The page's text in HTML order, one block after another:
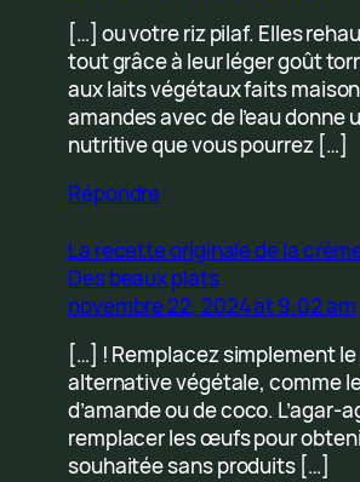
[…] ou votre riz pilaf. Elles
tout grâce à leur léger goût
aux laits végétaux faits
amandes avec de l’eau donne
nutritive que vous pourrez […]
Répondre
La recette originale de la
Des beaux plats
novembre 22, 2024 at 9:02 am
[…] ! Remplacez simplement
alternative végétale, comme
d’amande ou de coco. L’agar-
remplacer les œufs pour
souhaitée sans produits […]